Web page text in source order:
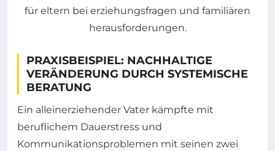
PRAXISBEISPIEL: NACHHALTIGE
VERÄNDERUNG DURCH SYSTEMISCHE
BERATUNG
Ein alleinerziehender Vater kämpfte mit
beruflichem Dauerstress und
Kommunikationsproblemen mit seinen zwei